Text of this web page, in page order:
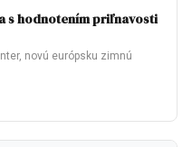
s hodnotením priľnavosti
novú európsku zimnú